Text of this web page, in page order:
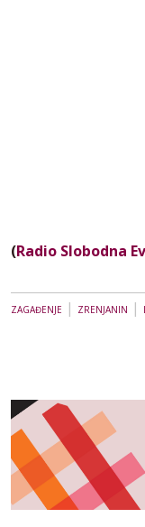
(Radio Slobodna
ZAGAĐENJE | ZRENJANIN |